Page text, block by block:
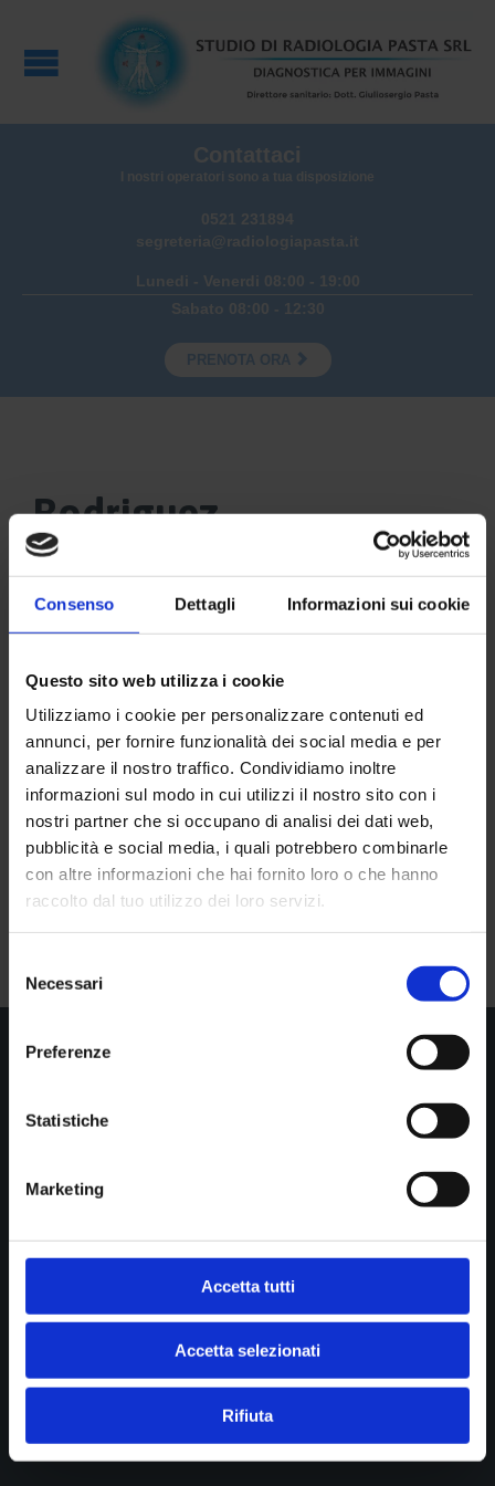
Consenso Dettagli Informazioni sui cookie
Questo sito web utilizza i cookie
Utilizziamo i cookie per personalizzare contenuti ed
annunci, per fornire funzionalità dei social media e per
analizzare il nostro traffico. Condividiamo inoltre
informazioni sul modo in cui utilizzi il nostro sito con i
nostri partner che si occupano di analisi dei dati web,
pubblicità e social media, i quali potrebbero combinarle
con altre informazioni che hai fornito loro o che hanno
raccolto dal tuo utilizzo dei loro servizi.
del
consenso
Necessari
Preferenze
Statistiche
Marketing
Accetta tutti
Accetta selezionati
Rifiuta
Contattaci
I nostri operatori sono a tua disposizione
0521 231894
segreteria@radiologiapasta.it
Lunedi - Venerdi 08:00 - 19:00
Sabato 08:00 - 12:30
PRENOTA ORA 
Rodriguez
Cookie policy
B.go della Posta 12